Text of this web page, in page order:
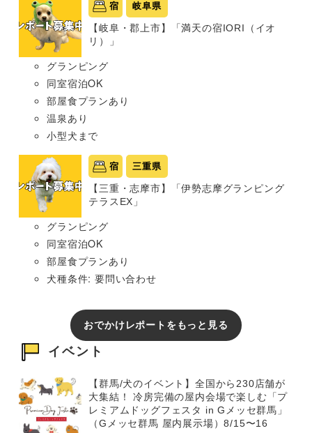
宿 岐阜県
【岐阜・郡上市】「満天の宿IORI（イオ
リ）」
グランピング
同室宿泊OK
部屋食プランあり
温泉あり
小型犬まで
宿 三重県
【三重・志摩市】「伊勢志摩グランピング
テラスEX」
グランピング
同室宿泊OK
部屋食プランあり
犬種条件: 要問い合わせ
おでかけレポートをもっと見る
イベント
【群馬/犬のイベント】全国から230店舗が
大集結！ 冷房完備の屋内会場で楽しむ「プ
レミアムドッグフェスタ in Gメッセ群馬」
（Gメッセ群馬 屋内展示場）8/15〜16